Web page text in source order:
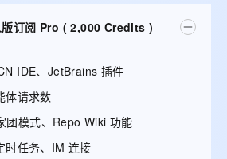
订阅 Pro ( 2,000 Credits )
IDE、JetBrains 插件
体请求数
团模式、Repo Wiki 功能
时任务、IM 连接